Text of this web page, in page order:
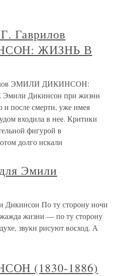
Гаврилов
ЖИЗНЬ В
ЭМИЛИ ДИКИНСОН:
Дикинсон при жизни
и после смерти, уже имея
входила в нее. Критики
фигурой в
долго искали
Эмили
Дикинсон По ту сторону ночи
жажда жизни — по ту сторону
звуки рисуют восход. А
(1830-1886)